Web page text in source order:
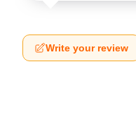
Write your review